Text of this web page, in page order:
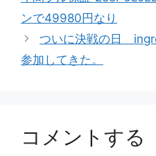
ンで49980円なり
ついに決戦の日
参加してきた。
コメントする